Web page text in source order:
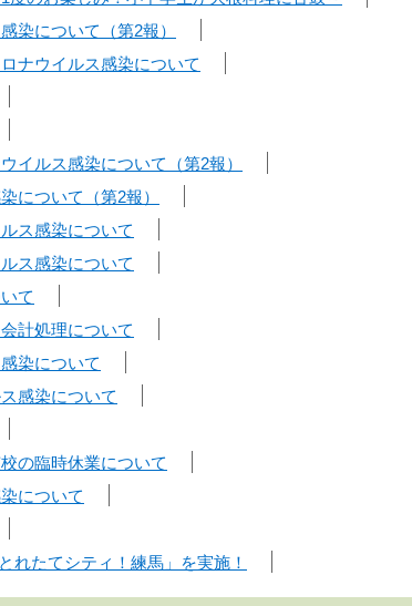
染について（第2報）
ナウイルス感染について
イルス感染について（第2報）
について（第2報）
ス感染について
ス感染について
て
計処理について
染について
感染について
の臨時休業について
について
れたてシティ！練馬」を実施！